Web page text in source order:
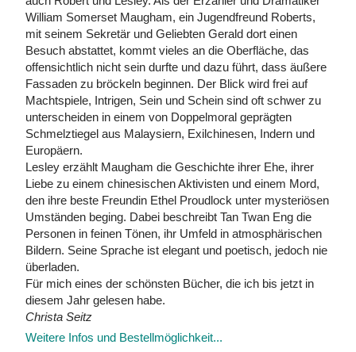
William Somerset Maugham, ein Jugendfreund Roberts,
mit seinem Sekretär und Geliebten Gerald dort einen
Besuch abstattet, kommt vieles an die Oberfläche, das
offensichtlich nicht sein durfte und dazu führt, dass äußere
Fassaden zu bröckeln beginnen. Der Blick wird frei auf
Machtspiele, Intrigen, Sein und Schein sind oft schwer zu
unterscheiden in einem von Doppelmoral geprägten
Schmelztiegel aus Malaysiern, Exilchinesen, Indern und
Europäern.
Lesley erzählt Maugham die Geschichte ihrer Ehe, ihrer
Liebe zu einem chinesischen Aktivisten und einem Mord,
den ihre beste Freundin Ethel Proudlock unter mysteriösen
Umständen beging. Dabei beschreibt Tan Twan Eng die
Personen in feinen Tönen, ihr Umfeld in atmosphärischen
Bildern. Seine Sprache ist elegant und poetisch, jedoch nie
überladen.
Für mich eines der schönsten Bücher, die ich bis jetzt in
diesem Jahr gelesen habe.
Christa Seitz
Weitere Infos und Bestellmöglichkeit...